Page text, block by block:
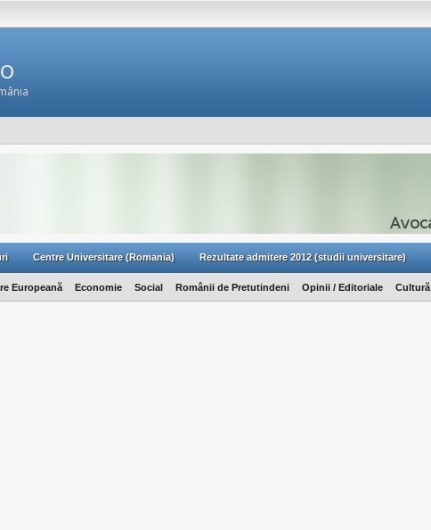
Centre Universitare (Romania) Rezultate admitere 2012 (studii universitare)
Europeană Economie Social Românii de Pretutindeni Opinii / Editoriale Cultură